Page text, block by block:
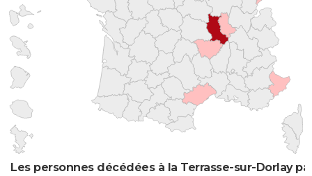
Les personnes décédées à la Terrasse-sur-Dorlay